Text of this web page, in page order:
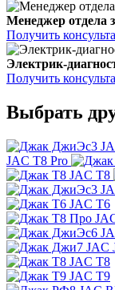
Менеджер отдела
Получить
Электрик-
Получить
Выбрать
JAC T8 Pro
JAC T8
JAC T6
JAC
JAC T8
JAC T9